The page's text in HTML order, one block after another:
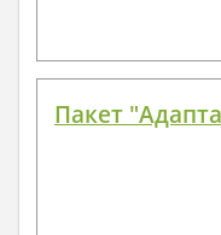
Пакет